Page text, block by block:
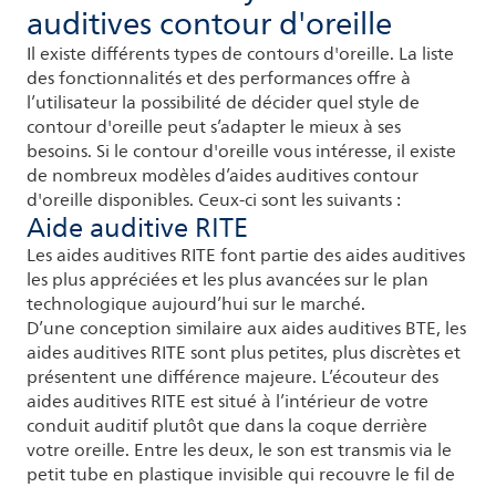
auditives contour d'oreille
Il existe différents types de contours d'oreille. La liste
des fonctionnalités et des performances offre à
l’utilisateur la possibilité de décider quel style de
contour d'oreille peut s’adapter le mieux à ses
besoins. Si le contour d'oreille vous intéresse, il existe
de nombreux modèles d’aides auditives contour
d'oreille disponibles. Ceux-ci sont les suivants :
Aide auditive RITE
Les aides auditives RITE font partie des aides auditives
les plus appréciées et les plus avancées sur le plan
technologique aujourd’hui sur le marché.
D’une conception similaire aux aides auditives BTE, les
aides auditives RITE sont plus petites, plus discrètes et
présentent une différence majeure. L’écouteur des
aides auditives RITE est situé à l’intérieur de votre
conduit auditif plutôt que dans la coque derrière
votre oreille. Entre les deux, le son est transmis via le
petit tube en plastique invisible qui recouvre le fil de